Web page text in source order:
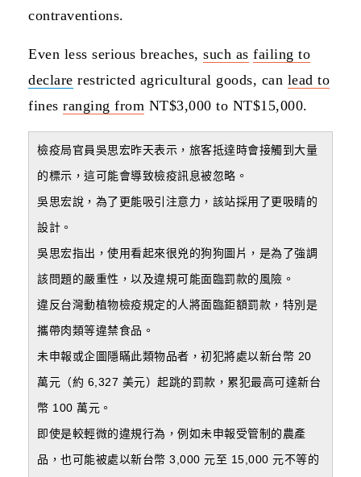
contraventions.
Even less serious breaches, such as failing to
declare restricted agricultural goods, can lead to
fines ranging from NT$3,000 to NT$15,000.
檢疫局官員吳思宏昨天表示，旅客抵達時會接觸到大量
的標示，這可能會導致檢疫訊息被忽略。
吳思宏說，為了更能吸引注意力，該站採用了更吸睛的
設計。
吳思宏指出，使用看起來很兇的狗狗圖片，是為了強調
該問題的嚴重性，以及違規可能面臨罰款的風險。
違反台灣動植物檢疫規定的人將面臨鉅額罰款，特別是
攜帶肉類等違禁食品。
未申報或企圖隱瞞此類物品者，初犯將處以新台幣 20
萬元（約 6,327 美元）起跳的罰款，累犯最高可達新台
幣 100 萬元。
即使是較輕微的違規行為，例如未申報受管制的農產
品，也可能被處以新台幣 3,000 元至 15,000 元不等的